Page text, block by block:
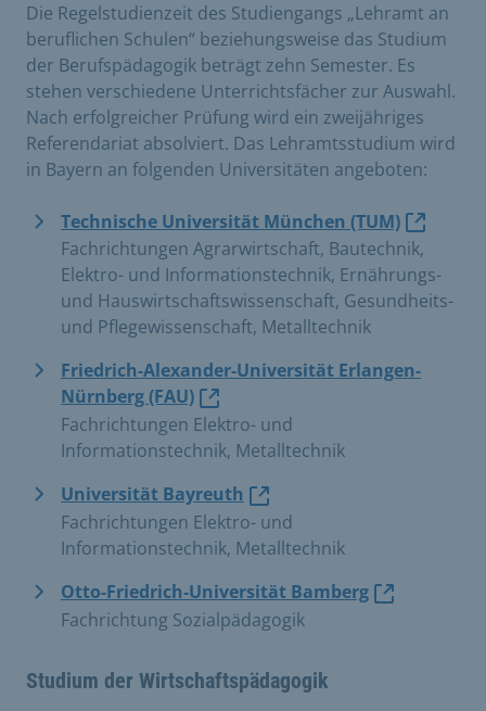
Die Regelstudienzeit des Studiengangs „Lehramt an
beruflichen Schulen“ beziehungsweise das Studium
der Berufspädagogik beträgt zehn Semester. Es
stehen verschiedene Unterrichtsfächer zur Auswahl.
Nach erfolgreicher Prüfung wird ein zweijähriges
Referendariat absolviert. Das Lehramtsstudium wird
in Bayern an folgenden Universitäten angeboten:
Technische Universität München (TUM)
Fachrichtungen Agrarwirtschaft, Bautechnik,
Elektro- und Informationstechnik, Ernährungs-
und Hauswirtschaftswissenschaft, Gesundheits-
und Pflegewissenschaft, Metalltechnik
Friedrich-Alexander-Universität Erlangen-
Nürnberg (FAU)
Fachrichtungen Elektro- und
Informationstechnik, Metalltechnik
Universität Bayreuth
Fachrichtungen Elektro- und
Informationstechnik, Metalltechnik
Otto-Friedrich-Universität Bamberg
Fachrichtung Sozialpädagogik
Studium der Wirtschaftspädagogik